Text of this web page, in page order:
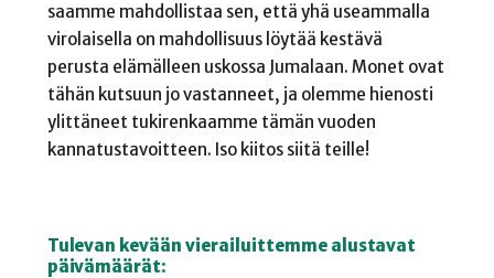
saamme mahdollistaa sen, että yhä useammalla
virolaisella on mahdollisuus löytää kestävä
perusta elämälleen uskossa Jumalaan. Monet ovat
tähän kutsuun jo vastanneet, ja olemme hienosti
ylittäneet tukirenkaamme tämän vuoden
kannatustavoitteen. Iso kiitos siitä teille!
Tulevan kevään vierailuittemme alustavat
päivämäärät: